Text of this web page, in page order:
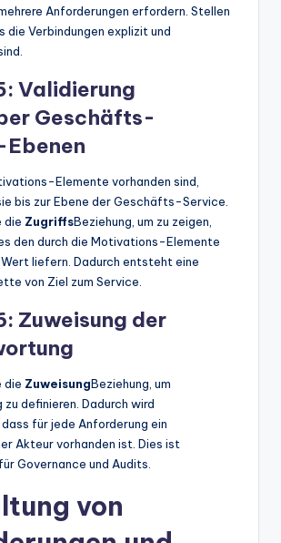
Anforderungen erfordern. Stellen
die Verbindungen explizit und
Validierung
Geschäfts-
Elemente vorhanden sind,
bis zur Ebene der Geschäfts-Service.
die ZugriffsBeziehung, um zu zeigen,
den durch die Motivations-Elemente
liefern. Dadurch entsteht eine
von Ziel zum Service.
Zuweisung der
die ZuweisungBeziehung, um
definieren. Dadurch wird
für jede Anforderung ein
Akteur vorhanden ist. Dies ist
Governance und Audits.
von